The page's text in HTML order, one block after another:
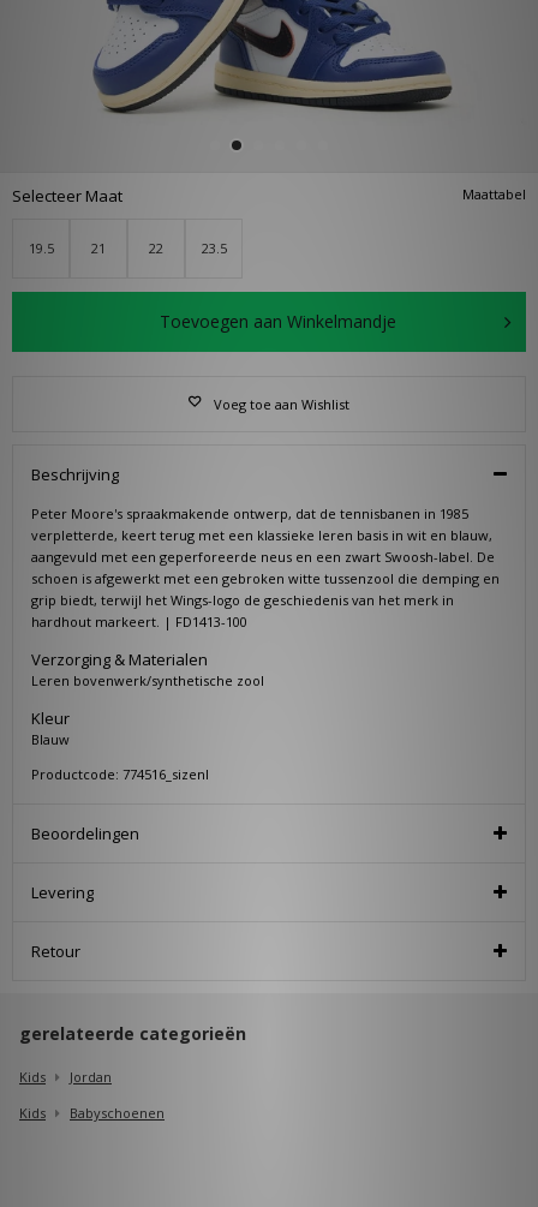
Maattabel
Selecteer Maat
19.5 21 22 23.5
Toevoegen aan Winkelmandje
Voeg toe aan Wishlist
Beschrijving
Peter Moore's spraakmakende ontwerp, dat de tennisbanen in 1985
verpletterde, keert terug met een klassieke leren basis in wit en blauw,
aangevuld met een geperforeerde neus en een zwart Swoosh-label. De
schoen is afgewerkt met een gebroken witte tussenzool die demping en
grip biedt, terwijl het Wings-logo de geschiedenis van het merk in
hardhout markeert. | FD1413-100
Verzorging & Materialen
Leren bovenwerk/synthetische zool
Kleur
Blauw
Productcode: 774516_sizenl
Beoordelingen
Levering
Retour
gerelateerde categorieën
Kids
Jordan
Kids
Babyschoenen